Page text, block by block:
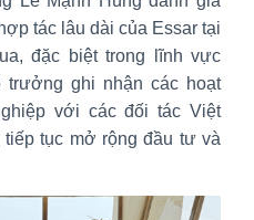
tác lâu dài của Essar tại
đặc biệt trong lĩnh vực
ghi nhận các hoạt
với các đối tác Việt
tục mở rộng đầu tư và